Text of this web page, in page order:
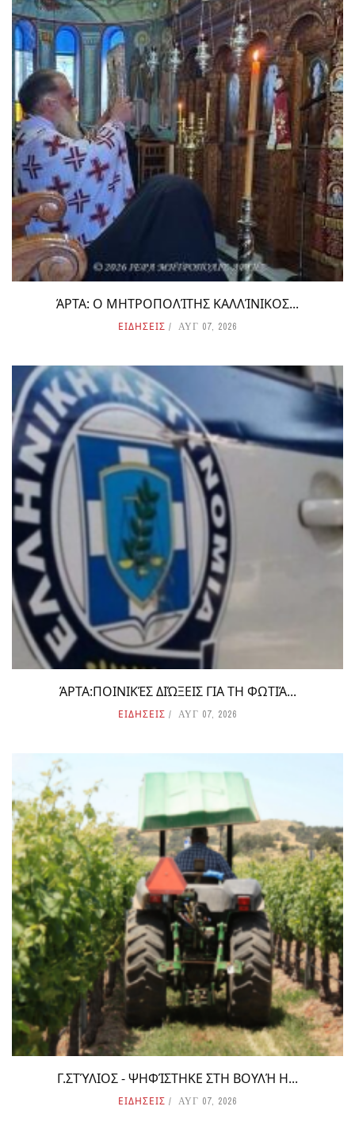
ΆΡΤΑ: Ο ΜΗΤΡΟΠΟΛΊΤΗΣ ΚΑΛΛΊΝΙΚΟΣ...
ΕΙΔΗΣΕΙΣ ΑΥΓ 07, 2026
ΆΡΤΑ:ΠΟΙΝΙΚΈΣ ΔΙΏΞΕΙΣ ΓΙΑ ΤΗ ΦΩΤΙΆ...
ΕΙΔΗΣΕΙΣ ΑΥΓ 07, 2026
Γ.ΣΤΎΛΙΟΣ - ΨΗΦΊΣΤΗΚΕ ΣΤΗ ΒΟΥΛΉ Η...
ΕΙΔΗΣΕΙΣ ΑΥΓ 07, 2026